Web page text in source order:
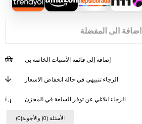
اضافة الى المفضلة
إضافة إلى قائمة الأمنيات الخاصة بي
الرجاء تنبيهي في حالة انخفاض الاسعار
الرجاء ابلاغي عن توفر السلعة في المخزن
(0)الأسئلة (0) والأجوبة